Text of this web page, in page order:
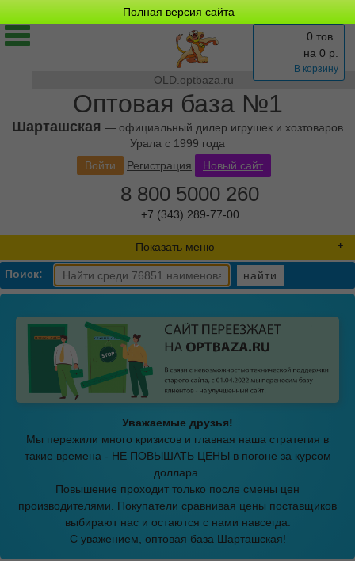
Полная версия сайта
OLD.optbaza.ru
Оптовая база №1
Шарташская — официальный дилер игрушек и хозтоваров
Урала с 1999 года
0 тов.
на 0 р.
В корзину
Войти Регистрация Новый сайт
8 800 5000 260
+7 (343) 289-77-00
Показать меню
Поиск: найти
Уважаемые друзья!
Мы пережили много кризисов и главная наша стратегия в
такие времена - НЕ ПОВЫШАТЬ ЦЕНЫ в погоне за курсом
доллара.
Повышение проходит только после смены цен
производителями. Покупатели сравнивая цены поставщиков
выбирают нас и остаются с нами навсегда.
С уважением, оптовая база Шарташская!